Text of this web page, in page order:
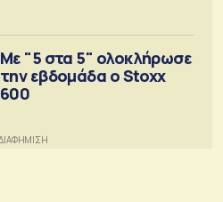
Με "5 στα 5" ολοκλήρωσε
την εβδομάδα ο Stoxx
600